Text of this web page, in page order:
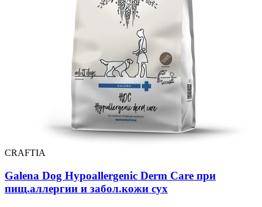
CRAFTIA
Galena Dog Hypoallergenic Derm Care при
пищ.аллергии и забол.кожи сух